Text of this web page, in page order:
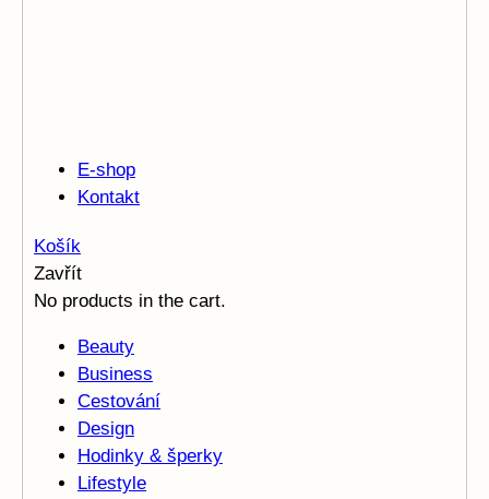
E-shop
Kontakt
Košík
Zavřít
No products in the cart.
Beauty
Business
Cestování
Design
Hodinky & šperky
Lifestyle